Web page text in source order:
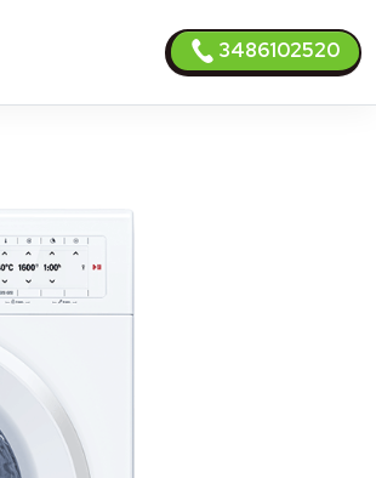
3486102520